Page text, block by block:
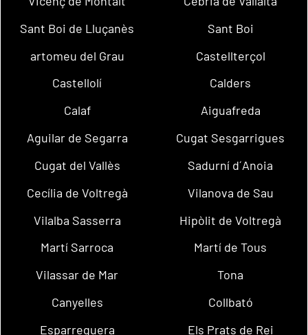
Sant Boi de Lluçanès
Sant Boi
artomeu del Grau
Castellterçol
Castellolí
Calders
Calaf
Aiguafreda
Aguilar de Segarra
Cugat Sesgarrigues
Cugat del Vallès
Sadurní d´Anoia
Cecília de Voltregà
Vilanova de Sau
Vilalba Sasserra
Hipòlit de Voltregà
Martí Sarroca
Martí de Tous
Vilassar de Mar
Tona
Canyelles
Collbató
Esparreguera
Els Prats de Rei